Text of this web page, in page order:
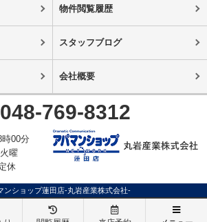
物件閲覧履歴
スタッフブログ
会社概要
048-769-8312
00分
曜
休
ンショップ蓮田店-丸岩産業株式会社-